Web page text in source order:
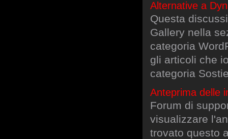
Alternative a
Questa
Gallery nella
categoria
gli articoli che
categoria
Anteprima delle
Forum di
visualizzare
trovato questo